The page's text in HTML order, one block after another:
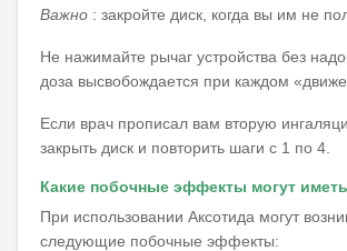
Важно : закройте диск, когда вы им не
Не нажимайте рычаг устройства без
доза высвобождается при каждом
Если врач прописал вам вторую
закрыть диск и повторить шаги с 1 по 4.
Какие побочные эффекты могут
При использовании Аксотида могут
следующие побочные эффекты: